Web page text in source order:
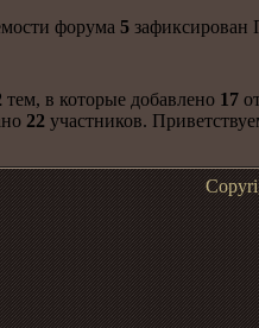
форума 5 зафиксирован
тем, в которые добавлено 17
22 участников.